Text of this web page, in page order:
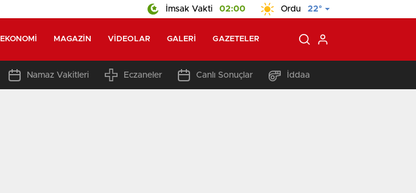
İmsak Vakti 02:00 Ordu 22°
EKONOMI MAGAZIN VIDEOLAR GALERI GAZETELER
Namaz Vakitleri Eczaneler Canlı Sonuçlar İddaa